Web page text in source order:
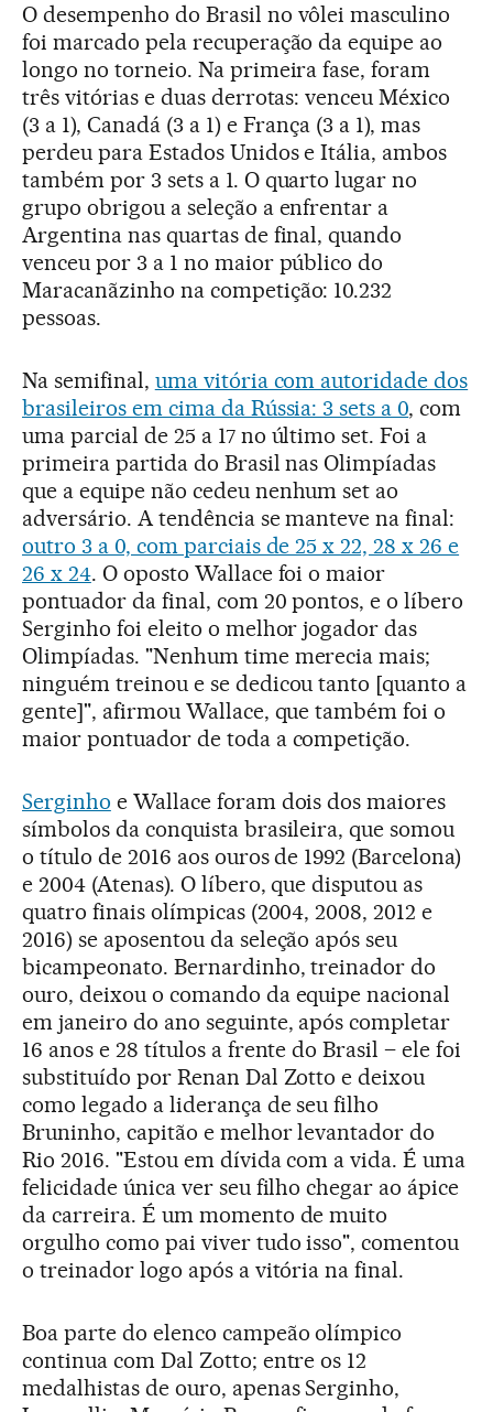
O desempenho do Brasil no vôlei masculino
foi marcado pela recuperação da equipe ao
longo no torneio. Na primeira fase, foram
três vitórias e duas derrotas: venceu México
(3 a 1), Canadá (3 a 1) e França (3 a 1), mas
perdeu para Estados Unidos e Itália, ambos
também por 3 sets a 1. O quarto lugar no
grupo obrigou a seleção a enfrentar a
Argentina nas quartas de final, quando
venceu por 3 a 1 no maior público do
Maracanãzinho na competição: 10.232
pessoas.
Na semifinal, uma vitória com autoridade dos
brasileiros em cima da Rússia: 3 sets a 0, com
uma parcial de 25 a 17 no último set. Foi a
primeira partida do Brasil nas Olimpíadas
que a equipe não cedeu nenhum set ao
adversário. A tendência se manteve na final:
outro 3 a 0, com parciais de 25 x 22, 28 x 26 e
26 x 24. O oposto Wallace foi o maior
pontuador da final, com 20 pontos, e o líbero
Serginho foi eleito o melhor jogador das
Olimpíadas. "Nenhum time merecia mais;
ninguém treinou e se dedicou tanto [quanto a
gente]", afirmou Wallace, que também foi o
maior pontuador de toda a competição.
Serginho e Wallace foram dois dos maiores
símbolos da conquista brasileira, que somou
o título de 2016 aos ouros de 1992 (Barcelona)
e 2004 (Atenas). O líbero, que disputou as
quatro finais olímpicas (2004, 2008, 2012 e
2016) se aposentou da seleção após seu
bicampeonato. Bernardinho, treinador do
ouro, deixou o comando da equipe nacional
em janeiro do ano seguinte, após completar
16 anos e 28 títulos a frente do Brasil – ele foi
substituído por Renan Dal Zotto e deixou
como legado a liderança de seu filho
Bruninho, capitão e melhor levantador do
Rio 2016. "Estou em dívida com a vida. É uma
felicidade única ver seu filho chegar ao ápice
da carreira. É um momento de muito
orgulho como pai viver tudo isso", comentou
o treinador logo após a vitória na final.
Boa parte do elenco campeão olímpico
continua com Dal Zotto; entre os 12
medalhistas de ouro, apenas Serginho,